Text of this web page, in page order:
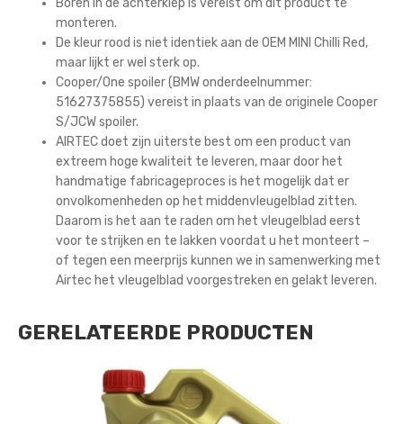
Boren in de achterklep is vereist om dit product te
monteren.
De kleur rood is niet identiek aan de OEM MINI Chilli Red,
maar lijkt er wel sterk op.
Cooper/One spoiler (BMW onderdeelnummer:
51627375855) vereist in plaats van de originele Cooper
S/JCW spoiler.
AIRTEC doet zijn uiterste best om een product van
extreem hoge kwaliteit te leveren, maar door het
handmatige fabricageproces is het mogelijk dat er
onvolkomenheden op het middenvleugelblad zitten.
Daarom is het aan te raden om het vleugelblad eerst
voor te strijken en te lakken voordat u het monteert –
of tegen een meerprijs kunnen we in samenwerking met
Airtec het vleugelblad voorgestreken en gelakt leveren.
GERELATEERDE PRODUCTEN